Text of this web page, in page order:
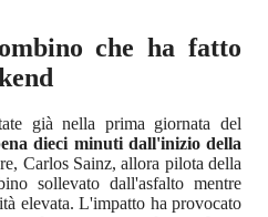
che ha fatto
già nella prima giornata del
dieci minuti dall'inizio della
Carlos Sainz, allora pilota della
sollevato dall'asfalto mentre
elevata. L'impatto ha provocato